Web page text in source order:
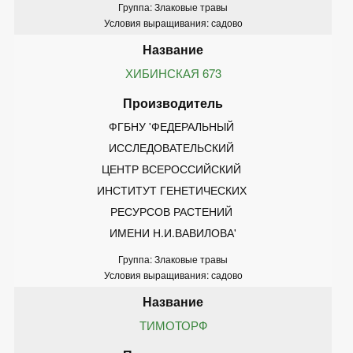
Группа: Злаковые травы
Условия выращивания: садово
ХИБИНСКАЯ 673
ФГБНУ 'ФЕДЕРАЛЬНЫЙ
ИССЛЕДОВАТЕЛЬСКИЙ
ЦЕНТР ВСЕРОССИЙСКИЙ
ИНСТИТУТ ГЕНЕТИЧЕСКИХ
РЕСУРСОВ РАСТЕНИЙ
ИМЕНИ Н.И.ВАВИЛОВА'
Группа: Злаковые травы
Условия выращивания: садово
ТИМОТОРФ